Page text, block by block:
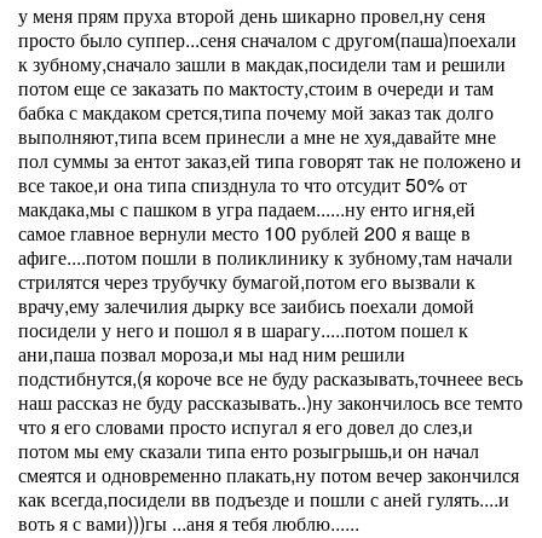
у меня прям пруха второй день шикарно провел,ну сеня
просто было суппер...сеня сначалом с другом(паша)поехали
к зубному,сначало зашли в макдак,посидели там и решили
потом еще се заказать по мактосту,стоим в очереди и там
бабка с макдаком срется,типа почему мой заказ так долго
выполняют,типа всем принесли а мне не хуя,давайте мне
пол суммы за ентот заказ,ей типа говорят так не положено и
все такое,и она типа спизднула то что отсудит 50% от
макдака,мы с пашком в угра падаем......ну енто игня,ей
самое главное вернули место 100 рублей 200 я ваще в
афиге....потом пошли в поликлинику к зубному,там начали
стрилятся через трубучку бумагой,потом его вызвали к
врачу,ему залечилия дырку все заибись поехали домой
посидели у него и пошол я в шарагу.....потом пошел к
ани,паша позвал мороза,и мы над ним решили
подстибнутся,(я короче все не буду расказывать,точнеее весь
наш рассказ не буду рассказывать..)ну закончилось все темто
что я его словами просто испугал я его довел до слез,и
потом мы ему сказали типа енто розыгрышь,и он начал
смеятся и одновременно плакать,ну потом вечер закончился
как всегда,посидели вв подъезде и пошли с аней гулять....и
воть я с вами)))гы ...аня я тебя люблю......